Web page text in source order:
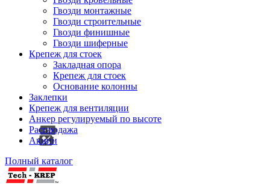
Гвозди монтажные
Гвозди строительные
Гвозди финишные
Гвозди шиферные
Крепеж для стоек
Закладная опора
Крепеж для стоек
Основание колонны
Заклепки
Крепеж для вентиляции
Анкер регулируемый по высоте
Распродажа
Акции
Полный каталог